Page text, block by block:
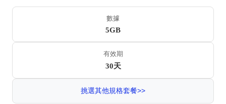
數據
5GB
有效期
30天
挑選其他規格套餐>>